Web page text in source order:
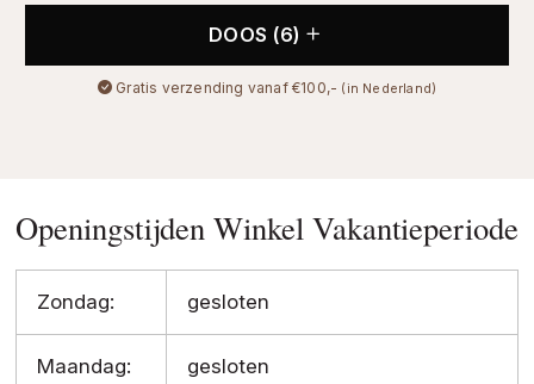
DOOS (6)
Gratis verzending vanaf €100,- (in Nederland)
Openingstijden Winkel Vakantieperiode
Zondag: gesloten
Maandag: gesloten